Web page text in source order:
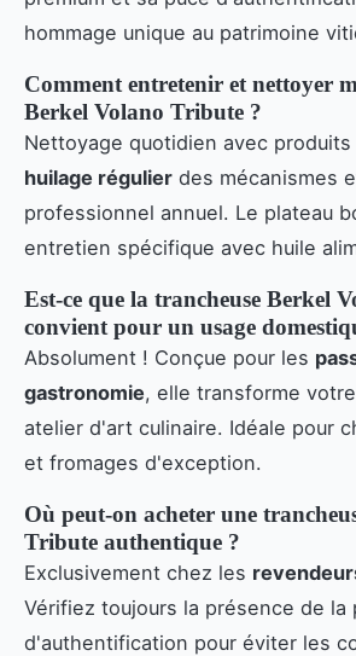
hommage unique au patrimoine
Comment entretenir et nettoyer
Berkel Volano Tribute ?
Nettoyage quotidien avec
huilage régulier des mécanismes
professionnel annuel. Le plateau
entretien spécifique avec huile
Est-ce que la trancheuse Berkel
convient pour un usage
Absolument ! Conçue pour les
gastronomie, elle transforme
atelier d'art culinaire. Idéale pour
et fromages d'exception.
Où peut-on acheter une
Tribute authentique ?
Exclusivement chez les
Vérifiez toujours la présence de la
d'authentification pour éviter les